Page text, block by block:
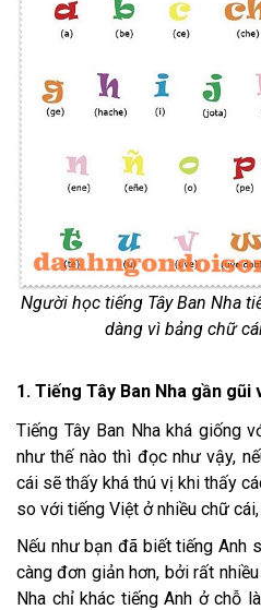
Người học tiếng Tây Ban Nha
dàng vì bảng chữ
1. Tiếng Tây Ban Nha gần gũi
Tiếng Tây Ban Nha khá giống
như thế nào thì đọc như vậy,
cái sẽ thấy khá thú vị khi thấy
so với tiếng Việt ở nhiều chữ
Nếu như bạn đã biết tiếng Anh
càng đơn giản hơn, bởi rất
Nha chỉ khác tiếng Anh ở chỗ